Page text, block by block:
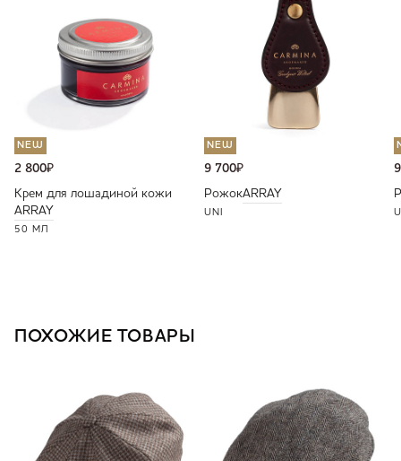
NEW
2 800₽
Крем для лошадиной кожи
ARRAY
50 МЛ
NEW
9 700₽
РожокARRAY
UNI
ПОХОЖИЕ ТОВАРЫ